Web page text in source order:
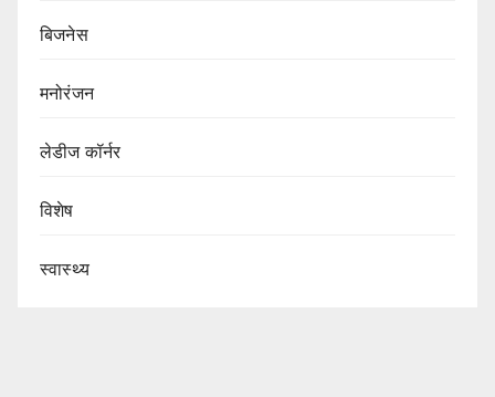
बिजनेस
मनोरंजन
लेडीज कॉर्नर
विशेष
स्वास्थ्य